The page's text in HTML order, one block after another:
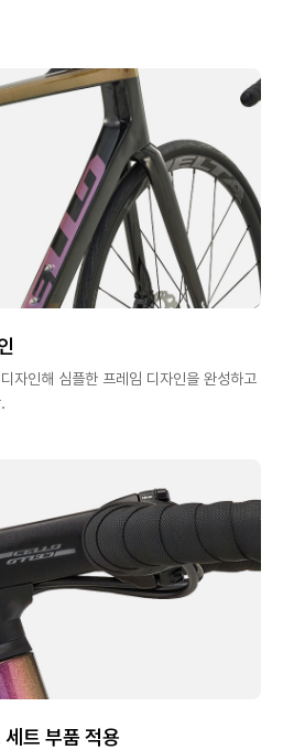
자인해 심플한 프레임 디자인을 완성하고
트 부품 적용